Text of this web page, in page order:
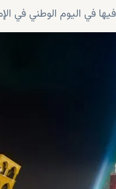
في اليوم الوطني في